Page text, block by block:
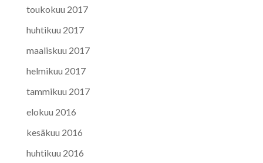
toukokuu 2017
huhtikuu 2017
maaliskuu 2017
helmikuu 2017
tammikuu 2017
elokuu 2016
kesäkuu 2016
huhtikuu 2016